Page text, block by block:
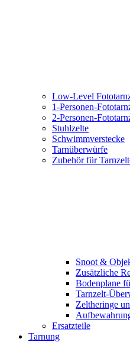
Low-Level
1-Personen-
2-Personen-
Stuhlzelte
Schwimmverstecke
Tarnüberwürfe
Zubehör für
Snoot &
Zusätzliche
Bodenplane
Tarnzelt-
Zeltheringe
Ersatzteile
Tarnung